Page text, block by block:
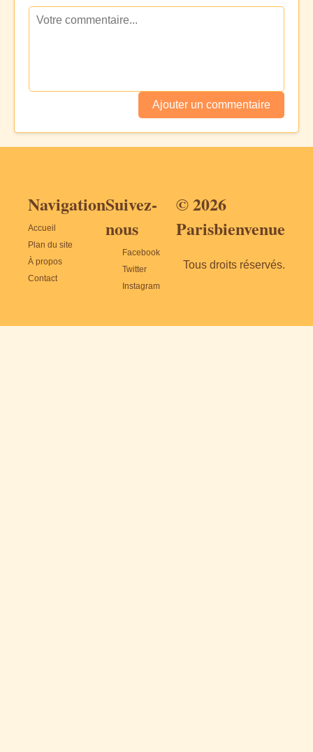
Ajouter un commentaire
Navigation
Accueil
Plan du site
À propos
Contact
Suivez-
nous
Facebook
Twitter
Instagram
© 2026
Parisbienvenue
Tous droits réservés.